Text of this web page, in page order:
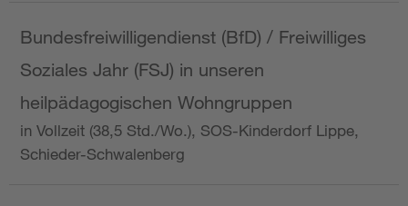
Bundesfreiwilligendienst (BfD) / Freiwilliges
Soziales Jahr (FSJ) in unseren
heilpädagogischen Wohngruppen
in Vollzeit (38,5 Std./Wo.), SOS-Kinderdorf Lippe,
Schieder-Schwalenberg